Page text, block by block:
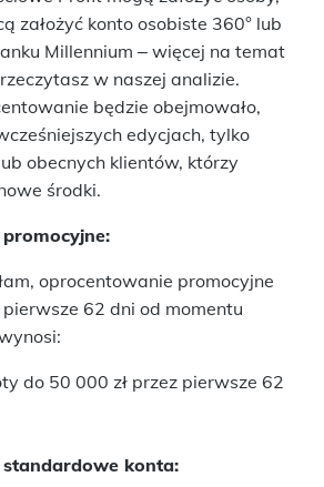
założyć konto osobiste 360° lub
Millennium ‒ więcej na temat
w naszej analizie.
będzie obejmowało,
edycjach, tylko
obecnych klientów, którzy
środki.
oprocentowanie promocyjne
62 dni od momentu
do 50 000 zł przez pierwsze 62
konta: